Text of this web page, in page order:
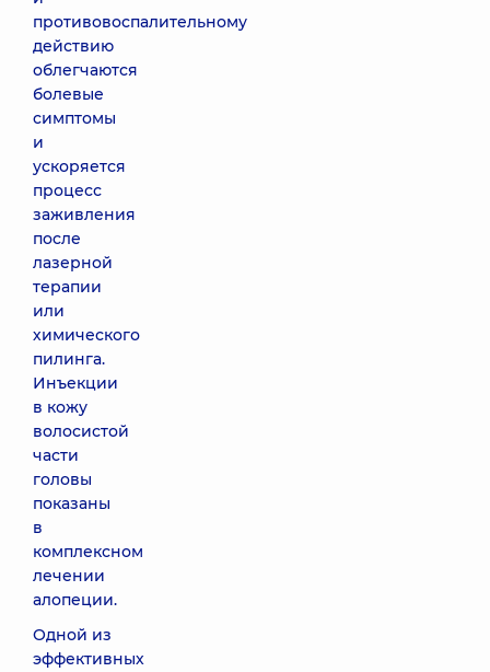
противовоспалительному
действию
облегчаются
болевые
симптомы
и
ускоряется
процесс
заживления
после
лазерной
терапии
или
химического
пилинга.
Инъекции
в кожу
волосистой
части
головы
показаны
в
комплексном
лечении
алопеции.
Одной из
эффективных